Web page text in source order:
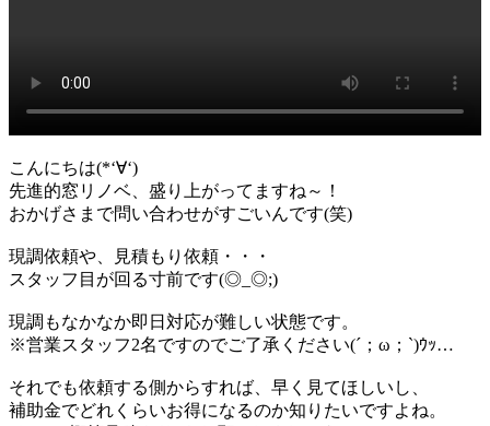
こんにちは(*‘∀‘)
先進的窓リノベ、盛り上がってますね～！
おかげさまで問い合わせがすごいんです(笑)
現調依頼や、見積もり依頼・・・
スタッフ目が回る寸前です(◎_◎;)
現調もなかなか即日対応が難しい状態です。
※営業スタッフ2名ですのでご了承ください(´；ω；`)ｳｯ…
それでも依頼する側からすれば、早く見てほしいし、
補助金でどれくらいお得になるのか知りたいですよね。